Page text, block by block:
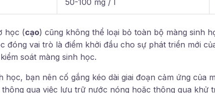
học (cạo) cũng không thể loại bỏ toàn bộ màng sinh
đóng vai trò là điểm khởi đầu cho sự phát triển mới
soát màng sinh học.
học, bạn nên cố gắng kéo dài giai đoạn cảm ứng của
qua việc lưu trữ nước nóng hoặc thông qua khử